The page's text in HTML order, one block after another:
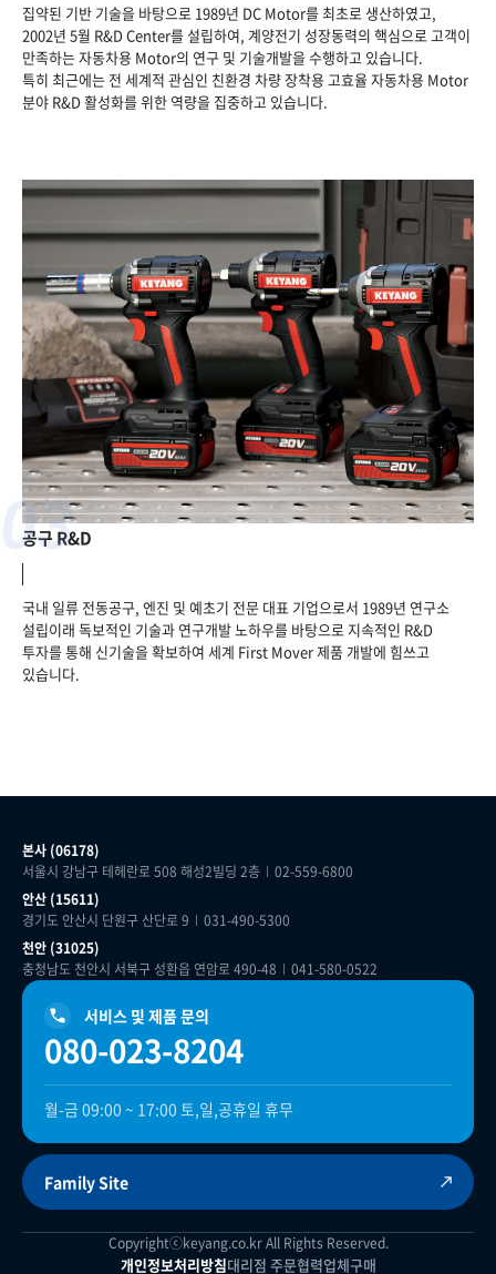
집약된 기반 기술을 바탕으로 1989년 DC Motor를 최초로 생산하였고,
2002년 5월 R&D Center를 설립하여, 계양전기 성장동력의 핵심으로 고객이
만족하는 자동차용 Motor의 연구 및 기술개발을 수행하고 있습니다.
특히 최근에는 전 세계적 관심인 친환경 차량 장착용 고효율 자동차용 Motor
분야 R&D 활성화를 위한 역량을 집중하고 있습니다.
공구 R&D
03
국내 일류 전동공구, 엔진 및 예초기 전문 대표 기업으로서 1989년 연구소
설립이래 독보적인 기술과 연구개발 노하우를 바탕으로 지속적인 R&D
투자를 통해 신기술을 확보하여 세계 First Mover 제품 개발에 힘쓰고
있습니다.
본사 (06178)
서울시 강남구 테헤란로 508 해성2빌딩 2층
02-559-6800
안산 (15611)
경기도 안산시 단원구 산단로 9
031-490-5300
천안 (31025)
충청남도 천안시 서북구 성환읍 연암로 490-48
041-580-0522
서비스 및 제품 문의
080-023-8204
월-금 09:00 ~ 17:00 토,일,공휴일 휴무
Family Site
Copyrightⓒkeyang.co.kr All Rights Reserved.
개인정보처리방침대리점 주문협력업체구매